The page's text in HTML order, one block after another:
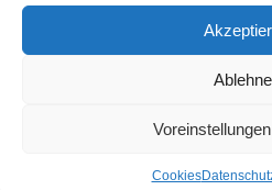
Cookies
Copyright ©